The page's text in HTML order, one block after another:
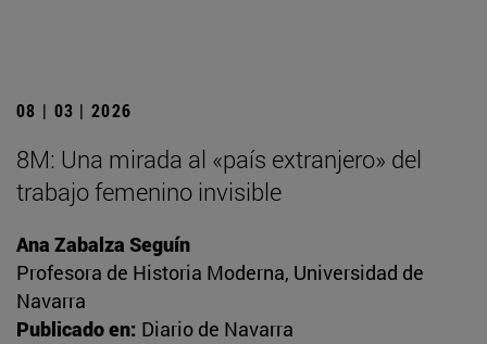
08 | 03 | 2026
8M: Una mirada al «país extranjero» del
trabajo femenino invisible
Ana Zabalza Seguín
Profesora de Historia Moderna, Universidad de
Navarra
Publicado en: Diario de Navarra